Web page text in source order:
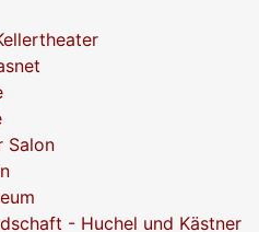
Salon
- Huchel und Kästner